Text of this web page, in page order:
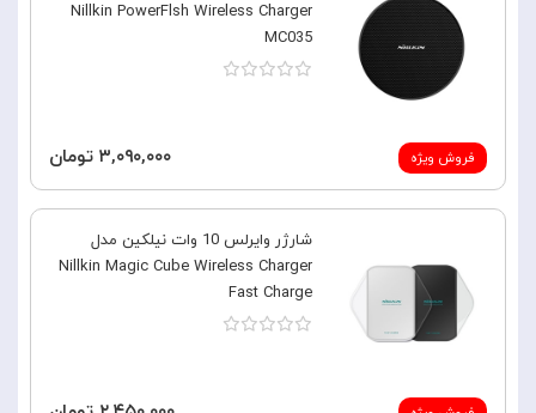
فروش ویژه
Nillkin PowerFlsh Wireless Charger
MC035
۳,۰۹۰,۰۰۰ تومان
شارژر وایرلس 10 وات نیلکین مدل
Nillkin Magic Cube Wireless Charger
Fast Charge